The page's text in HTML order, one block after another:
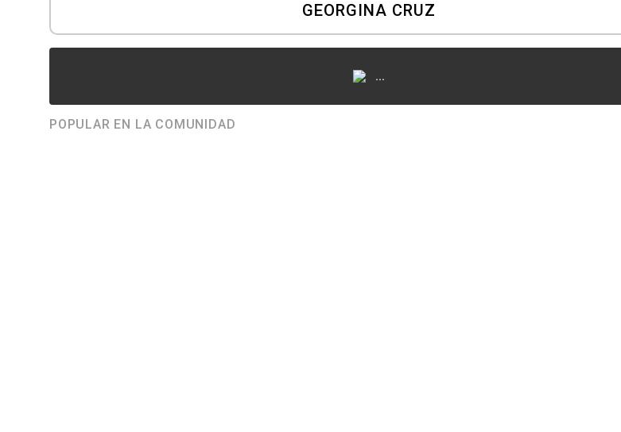
GEORGINA CRUZ
...
POPULAR EN LA COMUNIDAD